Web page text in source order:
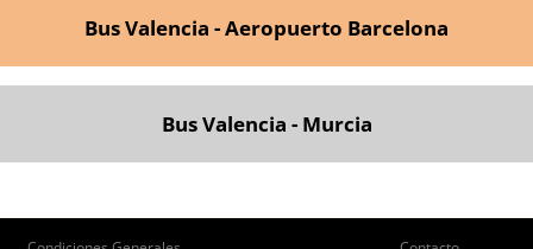
Bus Valencia - Aeropuerto Barcelona
Bus Valencia - Murcia